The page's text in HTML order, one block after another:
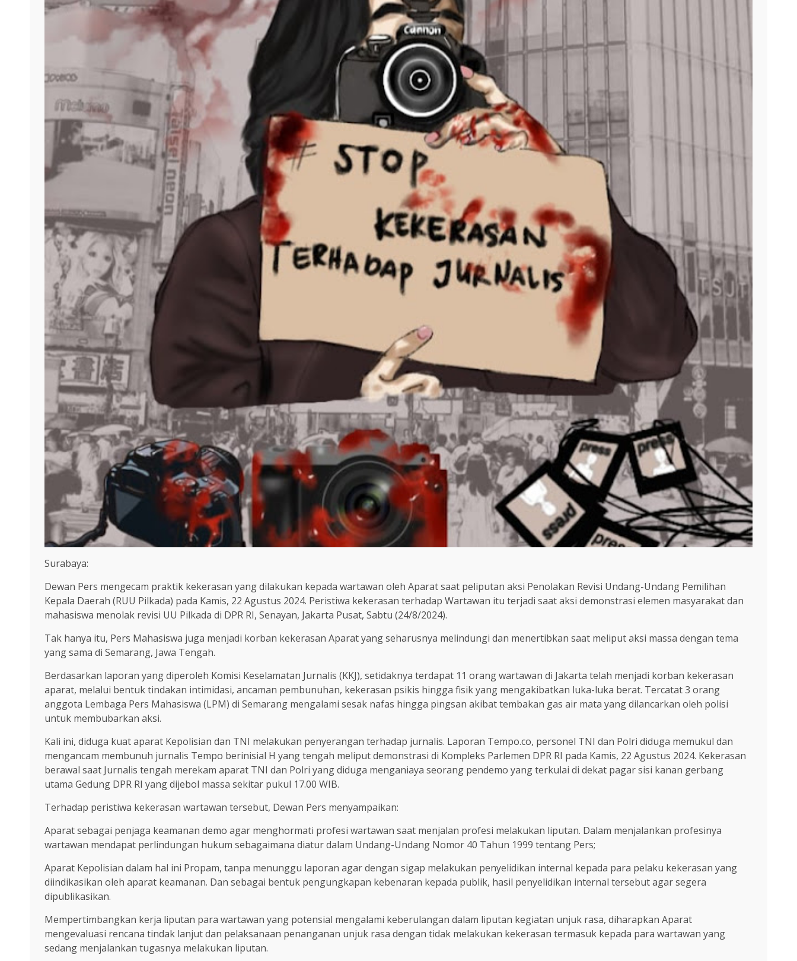
Surabaya:
Dewan Pers mengecam praktik kekerasan yang dilakukan kepada wartawan oleh Aparat saat peliputan aksi Penolakan Revisi Undang-Undang Pemilihan
Kepala Daerah (RUU Pilkada) pada Kamis, 22 Agustus 2024. Peristiwa kekerasan terhadap Wartawan itu terjadi saat aksi demonstrasi elemen masyarakat dan
mahasiswa menolak revisi UU Pilkada di DPR RI, Senayan, Jakarta Pusat, Sabtu (24/8/2024).
Tak hanya itu, Pers Mahasiswa juga menjadi korban kekerasan Aparat yang seharusnya melindungi dan menertibkan saat meliput aksi massa dengan tema
yang sama di Semarang, Jawa Tengah.
Berdasarkan laporan yang diperoleh Komisi Keselamatan Jurnalis (KKJ), setidaknya terdapat 11 orang wartawan di Jakarta telah menjadi korban kekerasan
aparat, melalui bentuk tindakan intimidasi, ancaman pembunuhan, kekerasan psikis hingga fisik yang mengakibatkan luka-luka berat. Tercatat 3 orang
anggota Lembaga Pers Mahasiswa (LPM) di Semarang mengalami sesak nafas hingga pingsan akibat tembakan gas air mata yang dilancarkan oleh polisi
untuk membubarkan aksi.
Kali ini, diduga kuat aparat Kepolisian dan TNI melakukan penyerangan terhadap jurnalis. Laporan Tempo.co, personel TNI dan Polri diduga memukul dan
mengancam membunuh jurnalis Tempo berinisial H yang tengah meliput demonstrasi di Kompleks Parlemen DPR RI pada Kamis, 22 Agustus 2024. Kekerasan
berawal saat Jurnalis tengah merekam aparat TNI dan Polri yang diduga menganiaya seorang pendemo yang terkulai di dekat pagar sisi kanan gerbang
utama Gedung DPR RI yang dijebol massa sekitar pukul 17.00 WIB.
Terhadap peristiwa kekerasan wartawan tersebut, Dewan Pers menyampaikan:
Aparat sebagai penjaga keamanan demo agar menghormati profesi wartawan saat menjalan profesi melakukan liputan. Dalam menjalankan profesinya
wartawan mendapat perlindungan hukum sebagaimana diatur dalam Undang-Undang Nomor 40 Tahun 1999 tentang Pers;
Aparat Kepolisian dalam hal ini Propam, tanpa menunggu laporan agar dengan sigap melakukan penyelidikan internal kepada para pelaku kekerasan yang
diindikasikan oleh aparat keamanan. Dan sebagai bentuk pengungkapan kebenaran kepada publik, hasil penyelidikan internal tersebut agar segera
dipublikasikan.
Mempertimbangkan kerja liputan para wartawan yang potensial mengalami keberulangan dalam liputan kegiatan unjuk rasa, diharapkan Aparat
mengevaluasi rencana tindak lanjut dan pelaksanaan penanganan unjuk rasa dengan tidak melakukan kekerasan termasuk kepada para wartawan yang
sedang menjalankan tugasnya melakukan liputan.